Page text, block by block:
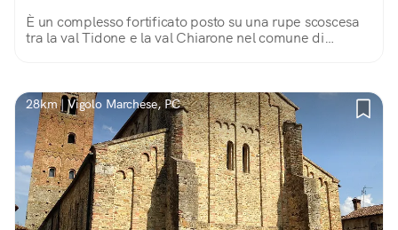
È un complesso fortificato posto su una rupe scoscesa
tra la val Tidone e la val Chiarone nel comune di
28km | Vigolo Marchese, PC